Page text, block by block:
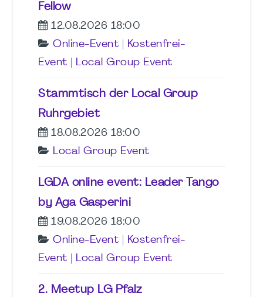
Fellow
12.08.2026 18:00
Online-Event
Kostenfrei-
Event
Local Group Event
Stammtisch der Local Group
Ruhrgebiet
18.08.2026 18:00
Local Group Event
LGDA online event: Leader Tango
by Aga Gasperini
19.08.2026 18:00
Online-Event
Kostenfrei-
Event
Local Group Event
2. Meetup LG Pfalz